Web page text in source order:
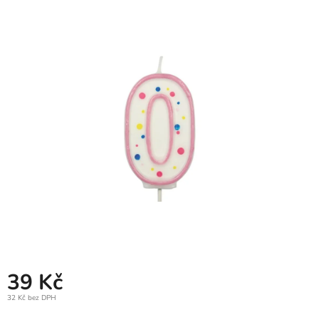
39 Kč
32 Kč bez DPH